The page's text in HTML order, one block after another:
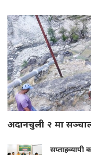
अदानचुली २ मा
सप्ताहव्यापी